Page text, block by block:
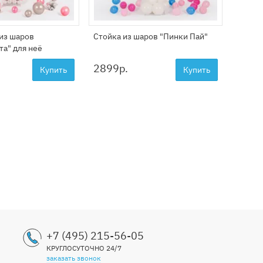
шаров
для неё
Купить
Стойка из шаров "Пинки Пай"
2899р. Купить
+7 (495) 215-56-05
КРУГЛОСУТОЧНО 24/7
заказать звонок